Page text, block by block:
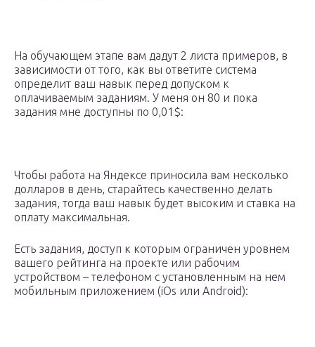
На обучающем этапе вам дадут 2 листа примеров, в
зависимости от того, как вы ответите система
определит ваш навык перед допуском к
оплачиваемым заданиям. У меня он 80 и пока
задания мне доступны по 0,01$:
Чтобы работа на Яндексе приносила вам несколько
долларов в день, старайтесь качественно делать
задания, тогда ваш навык будет высоким и ставка на
оплату максимальная.
Есть задания, доступ к которым ограничен уровнем
вашего рейтинга на проекте или рабочим
устройством – телефоном с установленным на нем
мобильным приложением (iOs или Android):